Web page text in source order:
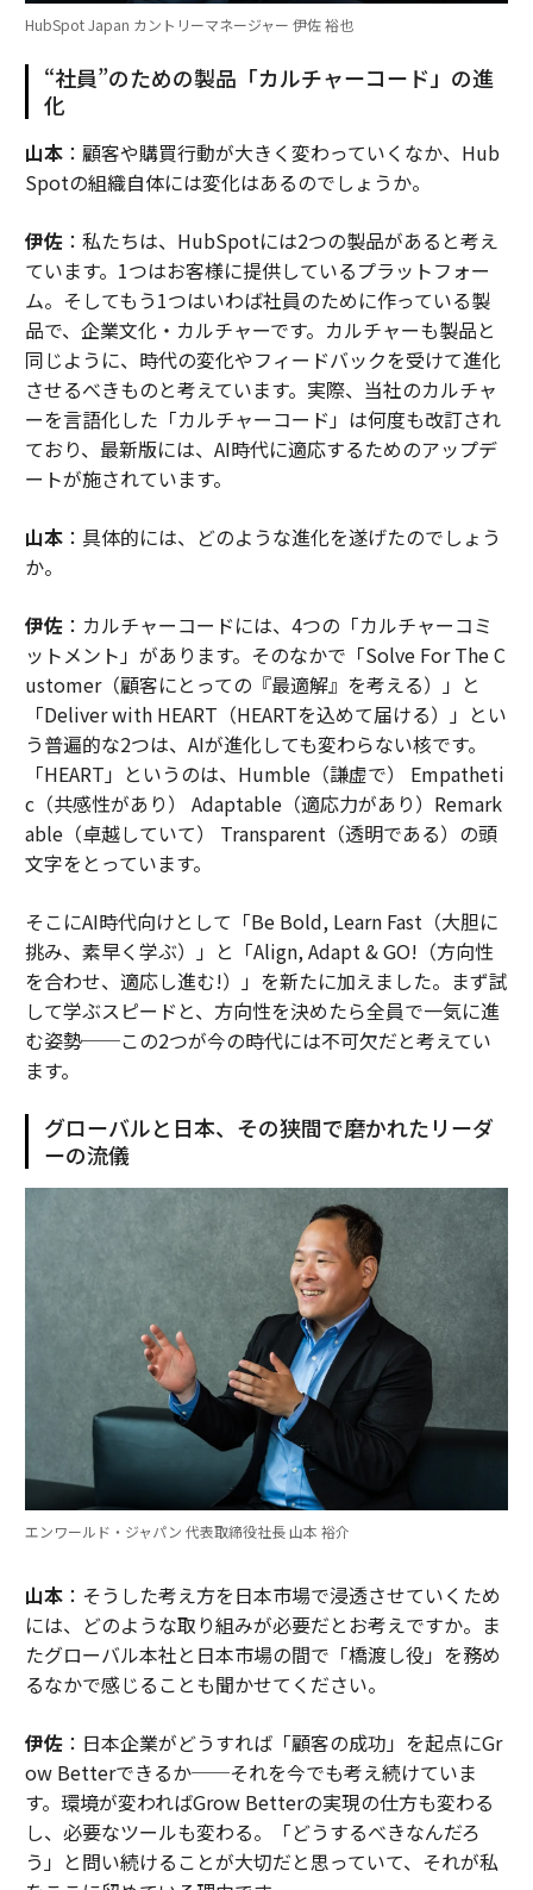
HubSpot Japan カントリーマネージャー 伊佐 裕也
“社員”のための製品「カルチャーコード」の進
化
山本：顧客や購買行動が大きく変わっていくなか、Hub
Spotの組織自体には変化はあるのでしょうか。
伊佐：私たちは、HubSpotには2つの製品があると考え
ています。1つはお客様に提供しているプラットフォー
ム。そしてもう1つはいわば社員のために作っている製
品で、企業文化・カルチャーです。カルチャーも製品と
同じように、時代の変化やフィードバックを受けて進化
させるべきものと考えています。実際、当社のカルチャ
ーを言語化した「カルチャーコード」は何度も改訂され
ており、最新版には、AI時代に適応するためのアップデ
ートが施されています。
山本：具体的には、どのような進化を遂げたのでしょう
か。
伊佐：カルチャーコードには、4つの「カルチャーコミ
ットメント」があります。そのなかで「Solve For The C
ustomer（顧客にとっての『最適解』を考える）」と
「Deliver with HEART（HEARTを込めて届ける）」とい
う普遍的な2つは、AIが進化しても変わらない核です。
「HEART」というのは、Humble（謙虚で） Empatheti
c（共感性があり） Adaptable（適応力があり）Remark
able（卓越していて） Transparent（透明である）の頭
文字をとっています。
そこにAI時代向けとして「Be Bold, Learn Fast（大胆に
挑み、素早く学ぶ）」と「Align, Adapt & GO!（方向性
を合わせ、適応し進む!）」を新たに加えました。まず試
して学ぶスピードと、方向性を決めたら全員で一気に進
む姿勢──この2つが今の時代には不可欠だと考えてい
ます。
グローバルと日本、その狭間で磨かれたリーダ
ーの流儀
エンワールド・ジャパン 代表取締役社長 山本 裕介
山本：そうした考え方を日本市場で浸透させていくため
には、どのような取り組みが必要だとお考えですか。ま
たグローバル本社と日本市場の間で「橋渡し役」を務め
るなかで感じることも聞かせてください。
伊佐：日本企業がどうすれば「顧客の成功」を起点にGr
ow Betterできるか──それを今でも考え続けていま
す。環境が変わればGrow Betterの実現の仕方も変わる
し、必要なツールも変わる。「どうするべきなんだろ
う」と問い続けることが大切だと思っていて、それが私